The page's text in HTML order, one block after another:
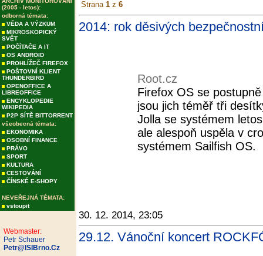
(2005 - letos):
odborná témata:
VĚDA A VÝZKUM
MIKROSKOPICKÝ
SVĚT
POČÍTAČE A IT
OS ANDROID
PROHLÍŽEČ FIREFOX
POŠTOVNÍ KLIENT
THUNDERBIRD
OPENOFFICE A
LIBREOFFICE
ENCYKLOPEDIE
WIKIPEDIA
P2P SÍTĚ BITTORRENT
všeobecná témata:
EKONOMIKA
OSOBNÍ FINANCE
PRÁVO
SPORT
KULTURA
CESTOVÁNÍ
ČÍNSKÉ E-SHOPY
NEVEŘEJNÁ TÉMATA:
vstoupit
Webmaster:
Petr Schauer
Petr@ISIBrno.Cz
Strana 1 z 6
2014: rok děsivých
Root.cz
Firefox OS se
jsou jich téměř tři
Jolla se systémem
ale alespoň uspěla v
systémem Sailfish OS.
30. 12. 2014, 23:05
29.12. Vánoční koncert